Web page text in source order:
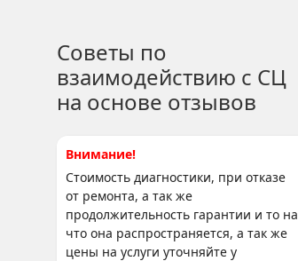
Советы по
взаимодействию с СЦ
на основе отзывов
Внимание!
Стоимость диагностики, при отказе
от ремонта, а так же
продолжительность гарантии и то на
что она распространяется, а так же
цены на услуги уточняйте у